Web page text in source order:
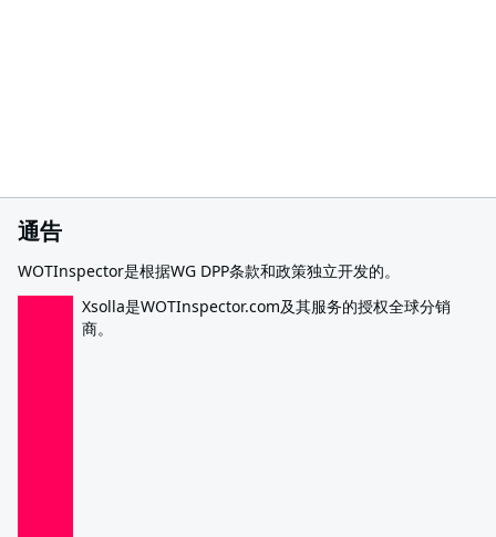
通告
WOTInspector是根据WG DPP条款和政策独立开发的。
Xsolla是WOTInspector.com及其服务的授权全球分销
商。